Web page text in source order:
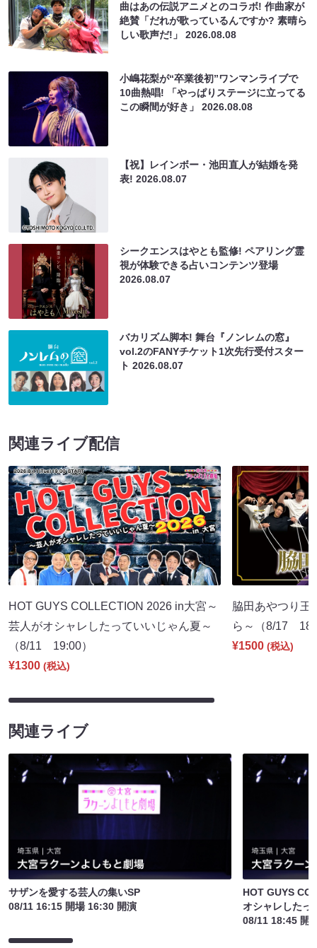
曲はあの伝説アニメとのコラボ! 作曲家が
絶賛「だれが歌っているんですか? 素晴ら
しい歌声だ!」2026.08.08
小嶋花梨が“卒業後初”ワンマンライブで
10曲熱唱! 「やっぱりステージに立ってる
この瞬間が好き」2026.08.08
【祝】レインボー・池田直人が結婚を発
表!2026.08.07
シークエンスはやとも監修! ペアリング霊
視が体験できる占いコンテンツ登場
2026.08.07
バカリズム脚本! 舞台『ノンレムの窓』
vol.2のFANYチケット1次先行受付スター
ト2026.08.07
関連ライブ配信
HOT GUYS COLLECTION 2026 in大宮～
芸人がオシャレしたっていいじゃん夏～
（8/11 19:00）
¥1300 (税込)
脇田あやつり王
ら～（8/17
¥1500 (税込)
関連ライブ
サザンを愛する芸人の集いSP
08/11 16:15 開場 16:30 開演
HOT GUYS
オシャレしたっ
08/11 18:45 開